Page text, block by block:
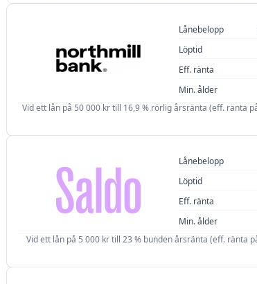
Lånebelopp
Löptid
Eff. ränta
Min. ålder
Vid ett lån på 50 000 kr till 16,9 % rörlig årsränta (eff. ränta
Lånebelopp
Löptid
Eff. ränta
Min. ålder
Vid ett lån på 5 000 kr till 23 % bunden årsränta (eff. ränta